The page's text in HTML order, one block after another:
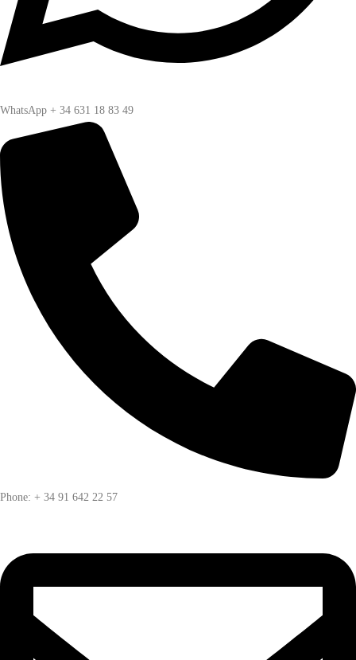
WhatsApp + 34 631 18 83 49
Phone: + 34 91 642 22 57